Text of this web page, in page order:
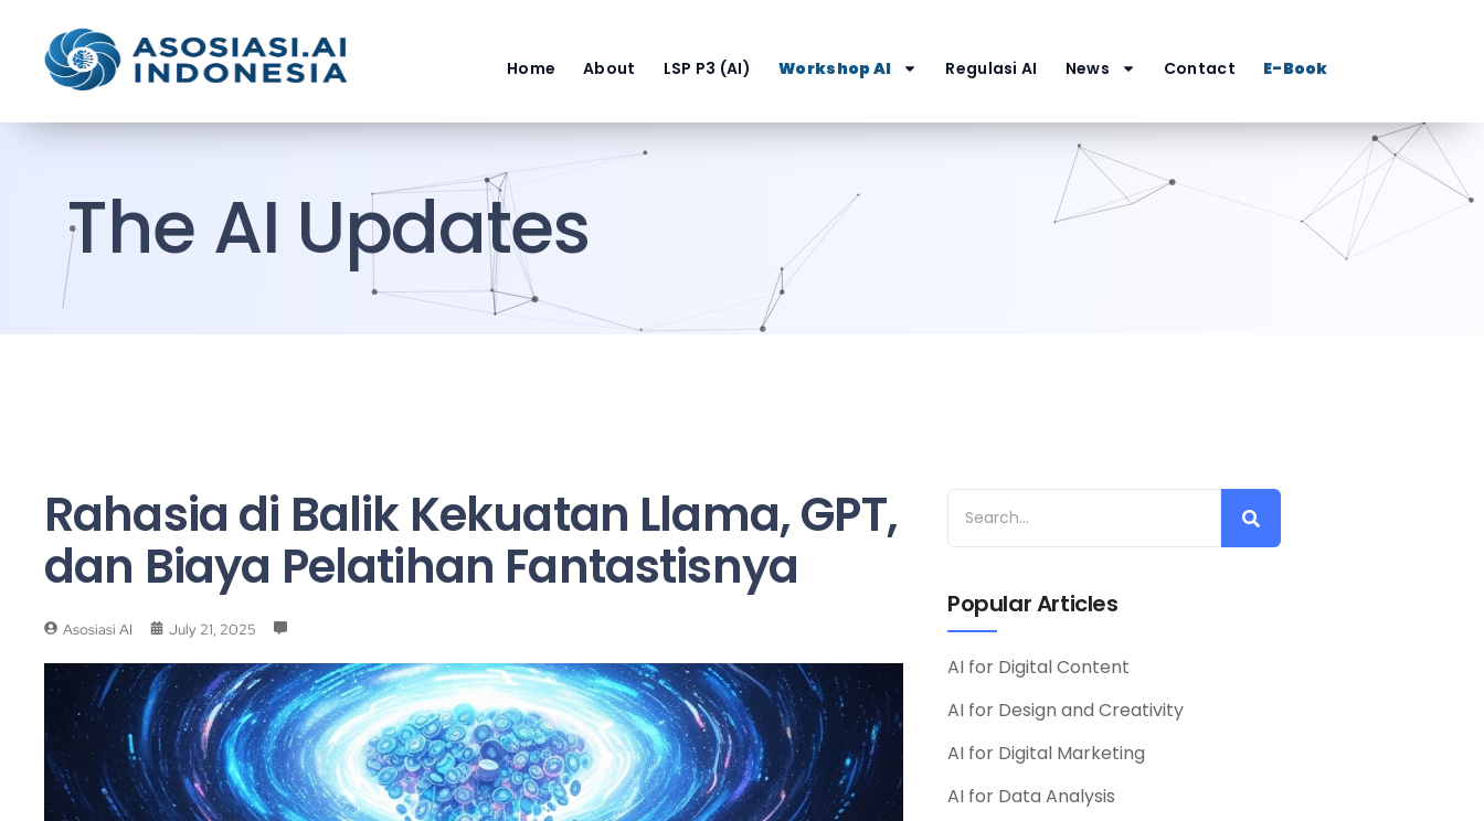
Home About LSP P3 (AI) Workshop AI Regulasi AI News Contact E-Book
The AI Updates
Rahasia di Balik Kekuatan Llama, GPT,
dan Biaya Pelatihan Fantastisnya
Asosiasi AI July 21, 2025
Popular Articles
AI for Digital Content
AI for Design and Creativity
AI for Digital Marketing
AI for Data Analysis